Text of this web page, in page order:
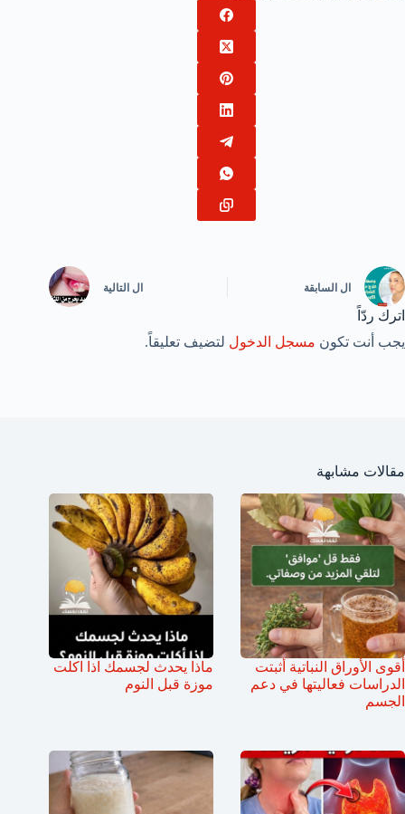
ال السابقة ال التالية
اترك ردّاً
يجب أنت تكون مسجل الدخول لتضيف تعليقاً.
مقالات مشابهة
أقوى الأوراق النباتية أثبتت
الدراسات فعاليتها في دعم
الجسم
ماذا يحدث لجسمك اذا اكلت
موزة قبل النوم